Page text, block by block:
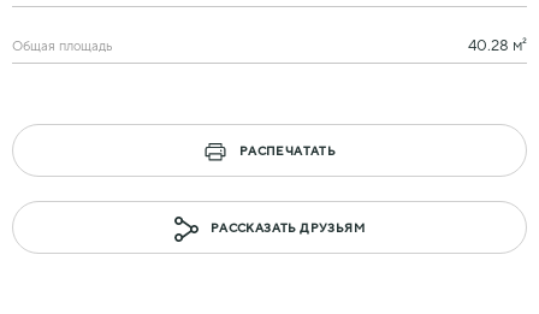
Общая площадь 40.28 м²
РАСПЕЧАТАТЬ
РАССКАЗАТЬ ДРУЗЬЯМ